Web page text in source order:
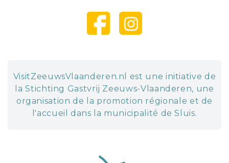
VisitZeeuwsVlaanderen.nl est une initiative de
la Stichting Gastvrij Zeeuws-Vlaanderen, une
organisation de la promotion régionale et de
l'accueil dans la municipalité de Sluis.